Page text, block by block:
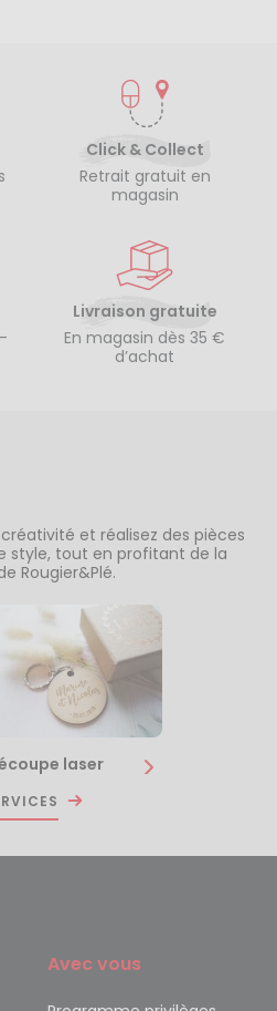
Click & Collect
Retrait gratuit en
magasin
Livraison gratuite
En magasin dès 35 €
d’achat
et réalisez des pièces
style, tout en profitant de la
Rougier&Plé.
laser
Avec vous